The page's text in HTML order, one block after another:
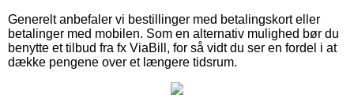
Generelt anbefaler vi bestillinger med betalingskort eller
betalinger med mobilen. Som en alternativ mulighed bør du
benytte et tilbud fra fx ViaBill, for så vidt du ser en fordel i at
dække pengene over et længere tidsrum.